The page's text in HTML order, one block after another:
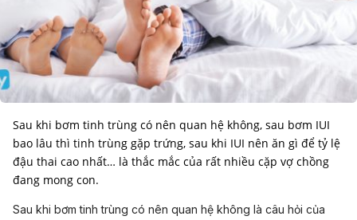
Sau khi bơm tinh trùng có nên quan hệ không, sau bơm IUI
bao lâu thì tinh trùng gặp trứng, sau khi IUI nên ăn gì để tỷ lệ
đậu thai cao nhất… là thắc mắc của rất nhiều cặp vợ chồng
Sau khi bơm tinh trùng có nên quan hệ không là câu hỏi của